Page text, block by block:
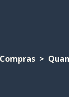
Compras